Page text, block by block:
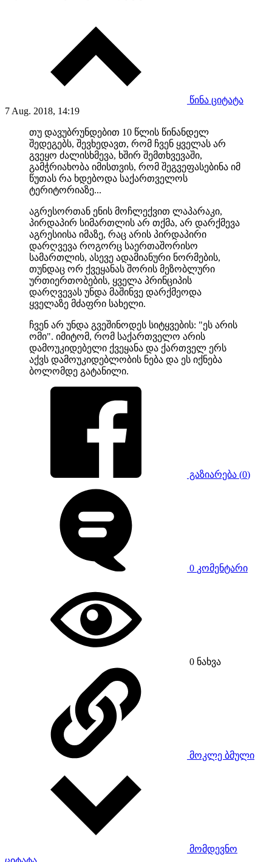
წინა ციტატა
7 Aug. 2018, 14:19
თუ დავუბრუნდებით 10 წლის წინანდელ
შედეგებს, შევხედავთ, რომ ჩვენ ყველას არ
გვეყო ძალისხმევა, ხშირ შემთხვევაში,
გამჭრიახობა იმისთვის, რომ შეგვეფასებინა იმ
წუთას რა ხდებოდა საქართველოს
ტერიტორიაზე...
აგრესორთან ენის მოჩლექვით ლაპარაკი,
პირდაპირ სიმართლის არ თქმა, არ დარქმევა
აგრესიისა იმაზე, რაც არის პირდაპირი
დარღვევა როგორც საერთაშორისო
სამართლის, ასევე ადამიანური ნორმების,
თუნდაც ორ ქვეყანას შორის მეზობლური
ურთიერთობების, ყველა პრინციპის
დარღვევას უნდა მაშინვე დარქმეოდა
ყველაზე მძაფრი სახელი.
ჩვენ არ უნდა გვეშინოდეს სიტყვების: "ეს არის
ომი". იმიტომ, რომ საქართველო არის
დამოუკიდებელი ქვეყანა და ქართველ ერს
აქვს დამოუკიდებლობის ნება და ეს იქნება
ბოლომდე გატანილი.
გაზიარება (0)
0 კომენტარი
0 ნახვა
მოკლე ბმული
მომდევნო